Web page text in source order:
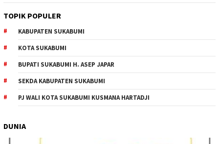
TOPIK POPULER
KABUPATEN SUKABUMI
KOTA SUKABUMI
BUPATI SUKABUMI H. ASEP JAPAR
SEKDA KABUPATEN SUKABUMI
PJ WALI KOTA SUKABUMI KUSMANA HARTADJI
DUNIA